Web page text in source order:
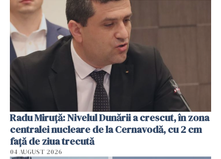
Radu Miruţă: Nivelul Dunării a crescut, în zona
centralei nucleare de la Cernavodă, cu 2 cm
faţă de ziua trecută
04 AUGUST 2026